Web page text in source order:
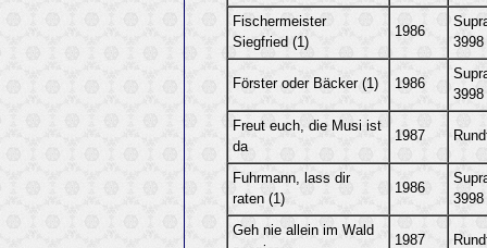
Fischermeister
Siegfried (1)
1986
3998
Förster oder Bäcker (1) 1986
3998
Freut euch, die Musi ist
da
1987
Fuhrmann, lass dir
raten (1)
1986
3998
Geh nie allein im Wald
1987